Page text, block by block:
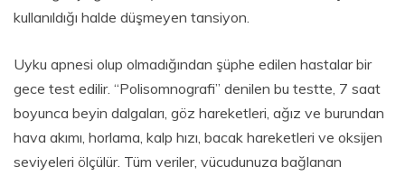
kullanıldığı halde düşmeyen tansiyon.
Uyku apnesi olup olmadığından şüphe edilen hastalar bir
gece test edilir. “Polisomnografi” denilen bu testte, 7 saat
boyunca beyin dalgaları, göz hareketleri, ağız ve burundan
hava akımı, horlama, kalp hızı, bacak hareketleri ve oksijen
seviyeleri ölçülür. Tüm veriler, vücudunuza bağlanan